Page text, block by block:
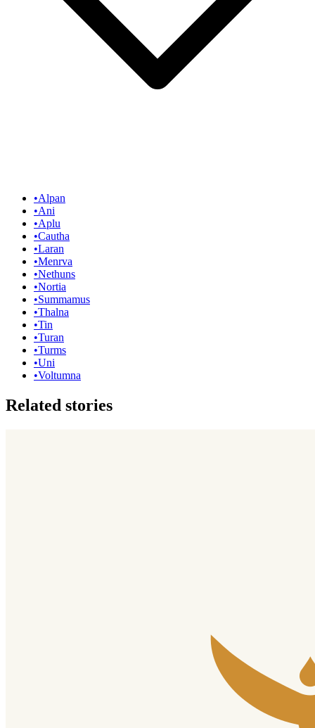
•Alpan
•Ani
•Aplu
•Cautha
•Laran
•Menrva
•Nethuns
•Nortia
•Summamus
•Thalna
•Tin
•Turan
•Turms
•Uni
•Voltumna
Related stories